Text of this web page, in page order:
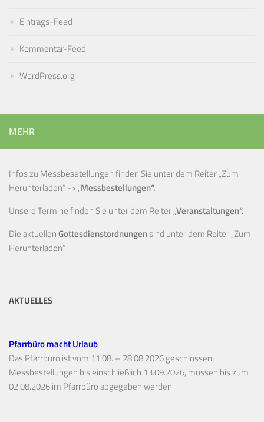
Eintrags-Feed
Kommentar-Feed
WordPress.org
MEHR
Infos zu Messbesetellungen finden Sie unter dem Reiter „Zum
Herunterladen“ ->„Messbestellungen“.
Unsere Termine finden Sie unter dem Reiter„Veranstaltungen“.
Die aktuellenGottesdienstordnungensind unter dem Reiter „Zum
Herunterladen“.
AKTUELLES
Pfarrbüro macht Urlaub
Das Pfarrbüro ist vom 11.08. – 28.08.2026 geschlossen.
Messbestellungen bis einschließlich 13.09.2026, müssen bis zum
02.08.2026 im Pfarrbüro abgegeben werden.